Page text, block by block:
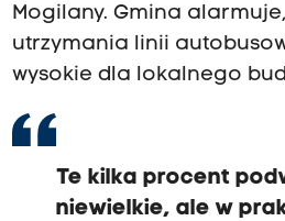
Mogilany. Gmina
utrzymania linii
wysokie dla lokalnego
Te kilka procent
niewielkie, ale w